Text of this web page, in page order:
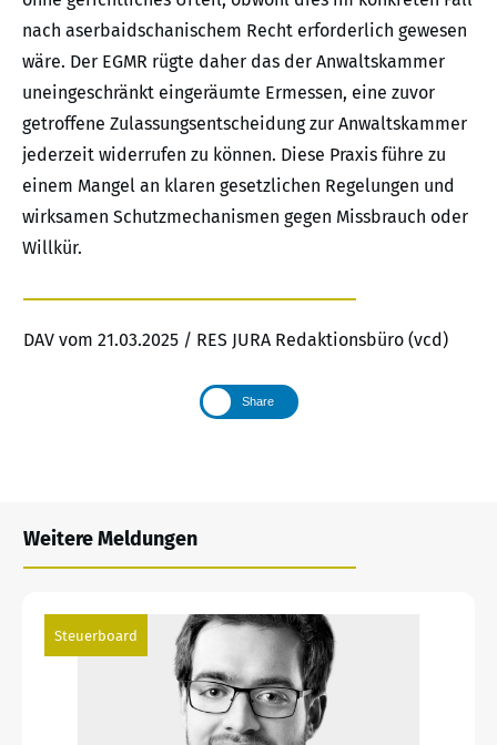
nach aserbaidschanischem Recht erforderlich gewesen
wäre. Der EGMR rügte daher das der Anwaltskammer
uneingeschränkt eingeräumte Ermessen, eine zuvor
getroffene Zulassungsentscheidung zur Anwaltskammer
jederzeit widerrufen zu können. Diese Praxis führe zu
einem Mangel an klaren gesetzlichen Regelungen und
wirksamen Schutzmechanismen gegen Missbrauch oder
Willkür.
DAV vom 21.03.2025 / RES JURA Redaktionsbüro (vcd)
Share
Weitere Meldungen
Steuerboard